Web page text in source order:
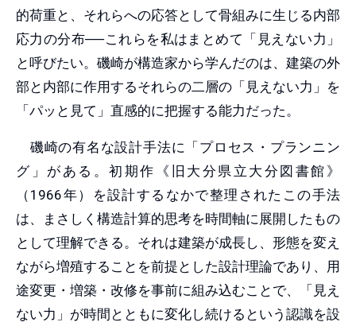
的荷重と、それらへの応答として骨組みに生じる内部
応力の分布──これらを私はまとめて「見えない力」
と呼びたい。磯崎が構造家から学んだのは、建築の外
部と内部に作用するそれらの二層の「見えない力」を
「パッと見て」直感的に把握する能力だった。
磯崎の有名な設計手法に「プロセス・プランニン
グ」がある。初期作《旧大分県立大分図書館》
（1966年）を設計するなかで整理されたこの手法
は、まさしく構造計算的思考を時間軸に展開したもの
として理解できる。それは建築が成長し、形態を変え
ながら増殖することを前提とした設計理論であり、用
途変更・増築・改修を事前に組み込むことで、「見え
ない力」が時間とともに変化し続けるという認識を設